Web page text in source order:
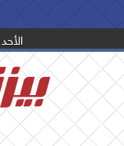
الأحد 9 أغسطس 2026